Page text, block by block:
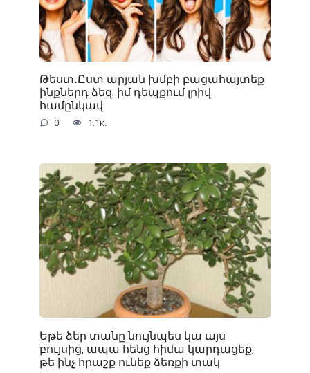
Թեստ․Ըստ արյան խմբի բացահայտեք
ինքներդ ձեզ. իմ դեպքում լրիվ
համընկավ
0 1.1к.
Եթե ձեր տանը նույնպես կա այս
բույսից, ապա հենց հիմա կարդացեք,
թե ինչ հրաշք ունեք ձեռքի տակ